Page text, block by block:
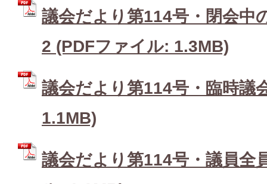
議会だより第114号・閉会中
2 (PDFファイル: 1.3MB)
議会だより第114号・臨時議
1.1MB)
議会だより第114号・議員全